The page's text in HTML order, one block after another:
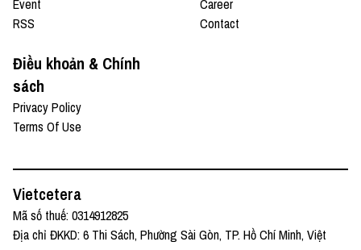
Event
RSS
Career
Contact
Điều khoản & Chính
sách
Privacy Policy
Terms Of Use
Vietcetera
Mã số thuế: 0314912825
Địa chỉ ĐKKD: 6 Thi Sách, Phường Sài Gòn, TP. Hồ Chí Minh, Việt